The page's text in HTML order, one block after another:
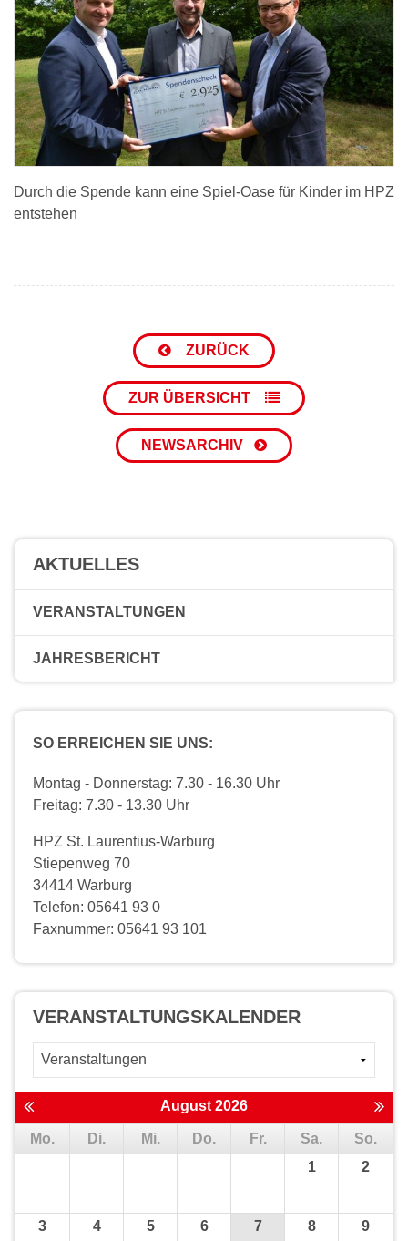
Durch die Spende kann eine Spiel-Oase für Kinder im HPZ
entstehen
ZURÜCK
ZUR ÜBERSICHT
NEWSARCHIV
AKTUELLES
VERANSTALTUNGEN
JAHRESBERICHT
SO ERREICHEN SIE UNS:
Montag - Donnerstag: 7.30 - 16.30 Uhr
Freitag: 7.30 - 13.30 Uhr
HPZ St. Laurentius-Warburg
Stiepenweg 70
34414 Warburg
Telefon: 05641 93 0
Faxnummer: 05641 93 101
VERANSTALTUNGS­KALENDER
August 2026
Mo. Di. Mi. Do. Fr. Sa.
So.
1
2
3 4 5 6 7 8 9